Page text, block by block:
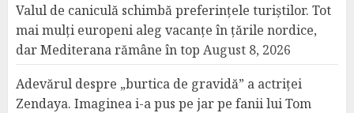
Valul de caniculă schimbă preferințele turiștilor. Tot
mai mulți europeni aleg vacanțe în țările nordice,
dar Mediterana rămâne în top August 8, 2026
Adevărul despre „burtica de gravidă” a actriței
Zendaya. Imaginea i-a pus pe jar pe fanii lui Tom